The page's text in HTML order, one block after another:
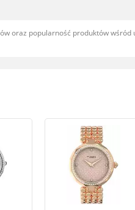
oraz popularność produktów wśród